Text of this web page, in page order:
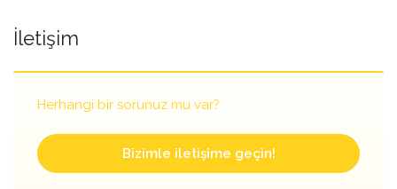
İletişim
Herhangi bir sorunuz mu var?
Bizimle iletişime geçin!